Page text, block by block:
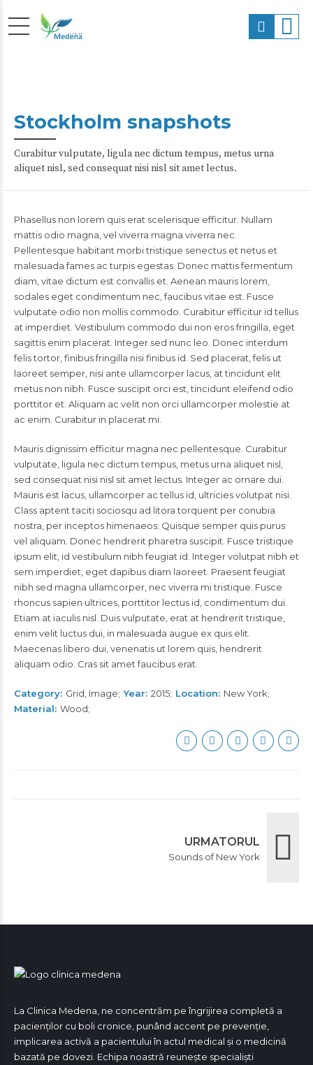
Stockholm snapshots
Curabitur vulputate, ligula nec dictum tempus, metus urna
aliquet nisl, sed consequat nisi nisl sit amet lectus.
Phasellus non lorem quis erat scelerisque efficitur. Nullam
mattis odio magna, vel viverra magna viverra nec.
Pellentesque habitant morbi tristique senectus et netus et
malesuada fames ac turpis egestas. Donec mattis fermentum
diam, vitae dictum est convallis et. Aenean mauris lorem,
sodales eget condimentum nec, faucibus vitae est. Fusce
vulputate odio non mollis commodo. Curabitur efficitur id tellus
at imperdiet. Vestibulum commodo dui non eros fringilla, eget
sagittis enim placerat. Integer sed nunc leo. Donec interdum
felis tortor, finibus fringilla nisi finibus id. Sed placerat, felis ut
laoreet semper, nisi ante ullamcorper lacus, at tincidunt elit
metus non nibh. Fusce suscipit orci est, tincidunt eleifend odio
porttitor et. Aliquam ac velit non orci ullamcorper molestie at
ac enim. Curabitur in placerat mi.
Mauris dignissim efficitur magna nec pellentesque. Curabitur
vulputate, ligula nec dictum tempus, metus urna aliquet nisl,
sed consequat nisi nisl sit amet lectus. Integer ac ornare dui.
Mauris est lacus, ullamcorper ac tellus id, ultricies volutpat nisi.
Class aptent taciti sociosqu ad litora torquent per conubia
nostra, per inceptos himenaeos. Quisque semper quis purus
vel aliquam. Donec hendrerit pharetra suscipit. Fusce tristique
ipsum elit, id vestibulum nibh feugiat id. Integer volutpat nibh et
sem imperdiet, eget dapibus diam laoreet. Praesent feugiat
nibh sed magna ullamcorper, nec viverra mi tristique. Fusce
rhoncus sapien ultrices, porttitor lectus id, condimentum dui.
Etiam at iaculis nisl. Duis vulputate, erat at hendrerit tristique,
enim velit luctus dui, in malesuada augue ex quis elit.
Maecenas libero dui, venenatis ut lorem quis, hendrerit
aliquam odio. Cras sit amet faucibus erat.
Category Grid, Image Year 2015 Location
New York
Material Wood
URMATORUL
Sounds of New York
La Clinica Medena, ne concentrăm pe îngrijirea completă a
pacienților cu boli cronice, punând accent pe prevenție,
implicarea activă a pacientului în actul medical și o medicină
bazată pe dovezi. Echipa noastră reunește specialiști